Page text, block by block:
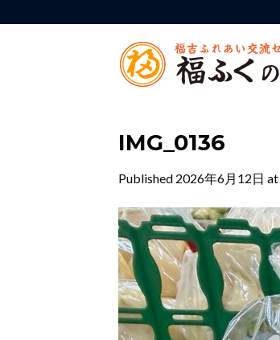
to
IMG_0136
Published 2026年6月12日 at